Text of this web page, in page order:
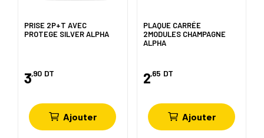
PRISE 2P+T AVEC
PROTEGE SILVER ALPHA
3,90 DT
Ajouter
PLAQUE CARRÉE
2MODULES CHAMPAGNE
ALPHA
2,65 DT
Ajouter